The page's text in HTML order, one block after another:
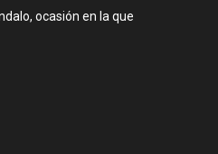
ocasión en la que